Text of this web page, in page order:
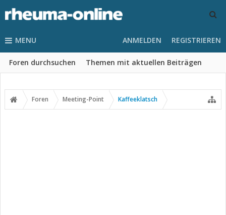
MENU
Foren durchsuchen Themen mit aktuellen Beiträgen
ANMELDEN REGISTRIEREN
Foren Meeting-Point Kaffeeklatsch